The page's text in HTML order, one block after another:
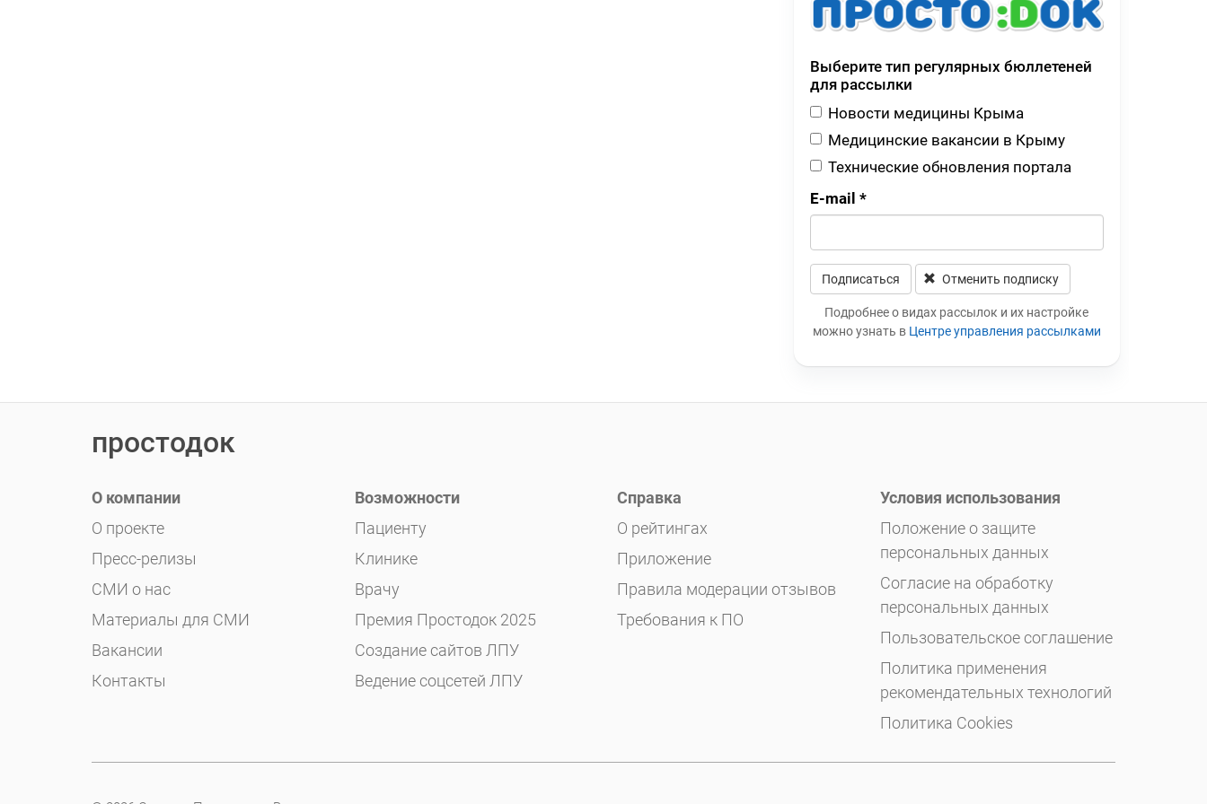
Выберите тип регулярных бюллетеней
для рассылки
Новости медицины Крыма
Медицинские вакансии в Крыму
Технические обновления портала
E-mail *
Подписаться Отменить подписку
Leave this field blank
Подробнее о видах рассылок и их настройке
можно узнать в Центре управления рассылками
простодок
О компании
О проекте
Пресс-релизы
СМИ о нас
Материалы для СМИ
Вакансии
Контакты
Возможности
Пациенту
Клинике
Врачу
Премия Простодок 2025
Создание сайтов ЛПУ
Ведение соцсетей ЛПУ
Справка
О рейтингах
Приложение
Правила модерации отзывов
Требования к ПО
Условия использования
Положение о защите
персональных данных
Согласие на обработку
персональных данных
Пользовательское соглашение
Политика применения
рекомендательных технологий
Политика Cookies